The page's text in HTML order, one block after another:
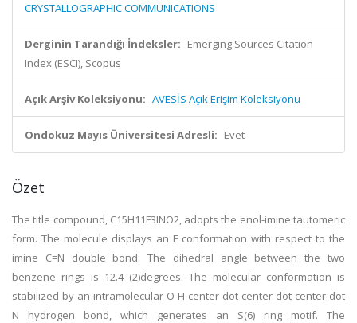
CRYSTALLOGRAPHIC COMMUNICATIONS
Derginin Tarandığı İndeksler: Emerging Sources Citation
Index (ESCI), Scopus
Açık Arşiv Koleksiyonu: AVESİS Açık Erişim Koleksiyonu
Ondokuz Mayıs Üniversitesi Adresli: Evet
Özet
The title compound, C15H11F3INO2, adopts the enol-imine tautomeric
form. The molecule displays an E conformation with respect to the
imine C=N double bond. The dihedral angle between the two
benzene rings is 12.4 (2)degrees. The molecular conformation is
stabilized by an intramolecular O-H center dot center dot center dot
N hydrogen bond, which generates an S(6) ring motif. The